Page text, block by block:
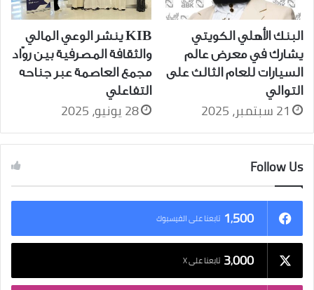
البنك الأهلي الكويتي
يشارك في معرض عالم
السيارات للعام الثالث على
التوالي
21 سبتمبر، 2025
KIB ينشر الوعي المالي
والثقافة المصرفية بين روّاد
مجمع العاصمة عبر جناحه
التفاعلي
28 يونيو، 2025
Follow Us
1٬500 تابعنا على الفيسبوك
3٬000 تابعنا على X